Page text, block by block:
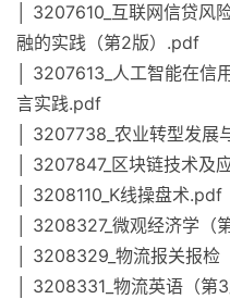
│ 3207610_互联网信贷风
融的实践（第2版）.pdf
│ 3207613_人工智能在
言实践.pdf
│ 3207738_农业转型发
│ 3207847_区块链技术及
│ 3208110_K线操盘术.pdf
│ 3208327_微观经济学（
│ 3208329_物流报关报
│ 3208331_物流英语（第